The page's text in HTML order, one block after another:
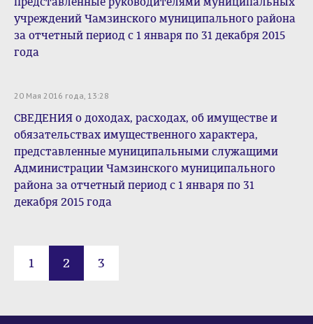
учреждений Чамзинского муниципального района
за отчетный период с 1 января по 31 декабря 2015
года
20 Мая 2016 года, 13:28
СВЕДЕНИЯ о доходах, расходах, об имуществе и
обязательствах имущественного характера,
представленные муниципальными служащими
Администрации Чамзинского муниципального
района за отчетный период с 1 января по 31
декабря 2015 года
1 2 3